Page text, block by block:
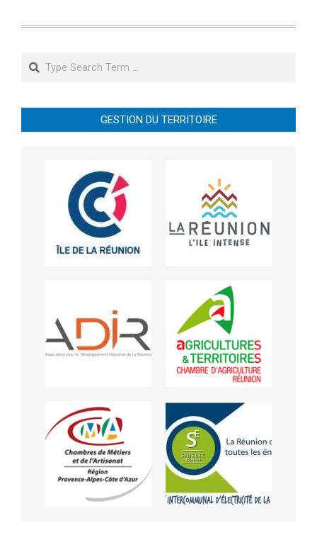
Search
GESTION DU TERRITOIRE